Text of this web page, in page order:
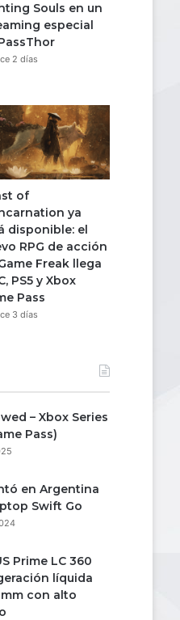
Souls en un
especial
2 días
of
ya
disponible: el
RPG de acción
Freak llega
PS5 y Xbox
Pass
3 días
– Xbox Series
Pass)
en Argentina
Swift Go
Prime LC 360
líquida
con alto